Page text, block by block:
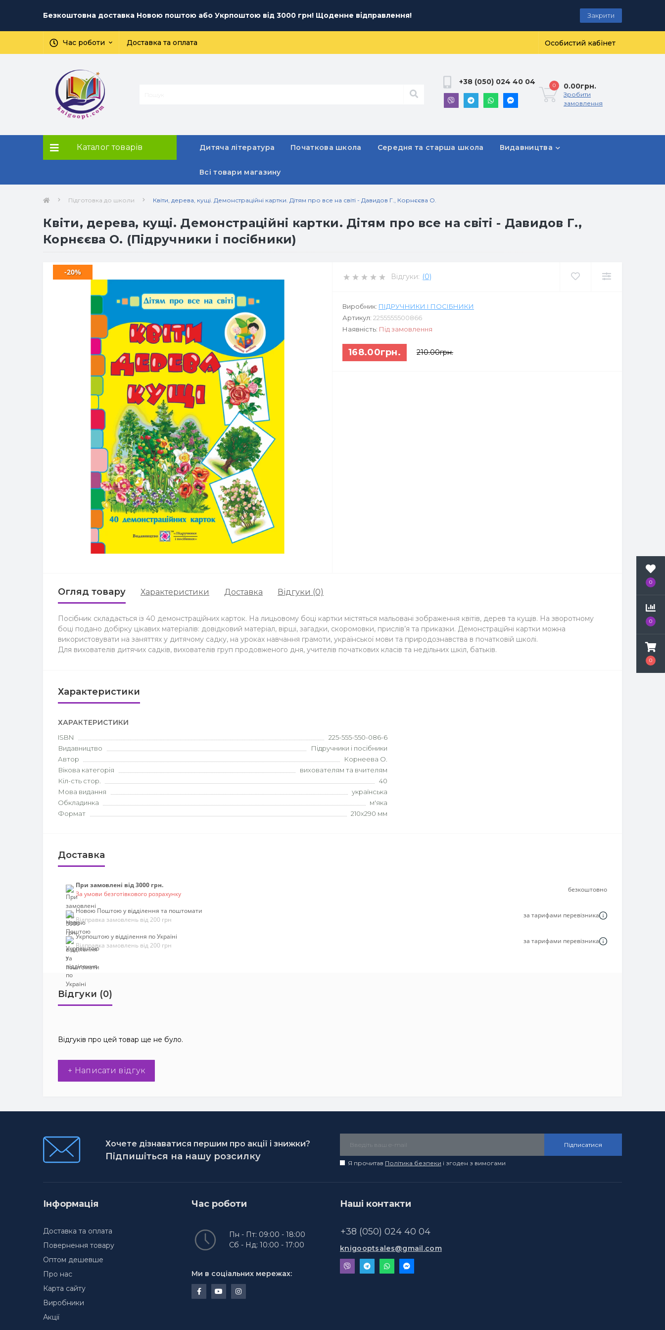
0
0
0
Безкоштовна доставка Новою поштою або Укрпоштою від 3000 грн! Щоденне відправлення! Закрити
Час роботи Доставка та оплата Особистий кабінет
+38 (050) 024 40 04 0 0.00грн.
Зробити
замовлення
Каталог товарів Дитяча література Початкова школа Середня та старша школа Видавництва
Всі товари магазину
Підготовка до школи Квіти, дерева, кущі. Демонстраційні картки. Дітям про все на світі - Давидов Г., Корнєєва О.
Квіти, дерева, кущі. Демонстраційні картки. Дітям про все на світі - Давидов Г.,
Корнєєва О. (Підручники і посібники)
-20% Відгуки: (0)
Виробник: ПІДРУЧНИКИ І ПОСІБНИКИ
Артикул: 2255555500866
Наявність: Під замовлення
168.00грн. 210.00грн.
Огляд товару Характеристики Доставка Відгуки (0)
Посібник складається із 40 демонстраційних карток. На лицьовому боці картки містяться мальовані зображення квітів, дерев та кущів. На зворотному
боці подано добірку цікавих матеріалів: довідковий матеріал, вірші, загадки, скоромовки, прислів’я та приказки. Демонстраційні картки можна
використовувати на заняттях у дитячому садку, на уроках навчання грамоти, української мови та природознавства в початковій школі.
Для вихователів дитячих садків, вихователів груп продовженого дня, учителів початкових класів та недільних шкіл, батьків.
Характеристики
ХАРАКТЕРИСТИКИ
ISBN
225-555-550-086-6
Видавництво
Підручники і посібники
Автор
Корнеева О.
Вікова категорія
вихователям та вчителям
Кіл-сть стор.
40
Мова видання
українська
Обкладинка
м'яка
Формат
210х290 мм
Доставка
При замовлені від 3000 грн.
За умови безготівкового розрахунку
безкоштовно
Новою Поштою у відділення та поштомати
Відправка замовлень від 200 грн
за тарифами перевізника
Укрпоштою у відділення по Україні
Відправка замовлень від 200 грн
за тарифами перевізника
Відгуки (0)
Відгуків про цей товар ще не було.
+ Написати відгук
Хочете дізнаватися першим про акції і знижки?
Підпишіться на нашу розсилку
Підписатися
Я прочитав Політика безпеки і згоден з вимогами
Інформація
Доставка та оплата
Повернення товару
Оптом дешевше
Про нас
Карта сайту
Виробники
Акції
Час роботи
Пн - Пт: 09:00 - 18:00
Сб - Нд: 10:00 - 17:00
Ми в соціальних мережах:
Наші контакти
+38 (050) 024 40 04
knigooptsales@gmail.com